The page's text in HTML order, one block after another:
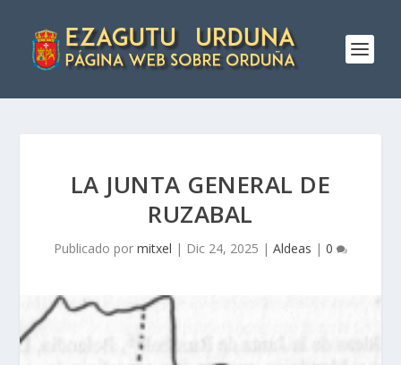
LA JUNTA GENERAL DE
RUZABAL
Publicado por mitxel | Dic 24, 2025 | Aldeas | 0